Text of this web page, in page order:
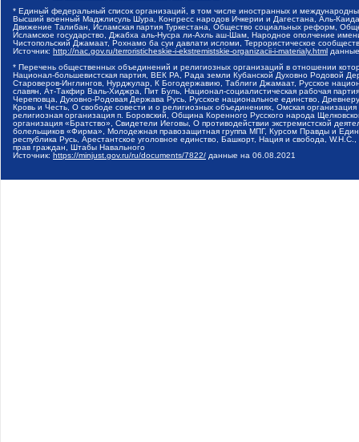
* Единый федеральный список организаций, в том числе иностранных и
Высший военный Маджлисуль Шура, Конгресс народов Ичкерии и Дагестана, Аль-
Движение Талибан, Исламская партия Туркестана, Общество социальных реформ,
Исламское государство, Джабха аль-Нусра ли-Ахль аш-Шам, Народное ополчение
Чистопольский Джамаат, Рохнамо ба суи давлати исломи, Террористическое
Источник: http://nac.gov.ru/terroristicheskie-i-ekstremistskie-organizacii-i-materialy.html
* Перечень общественных объединений и религиозных организаций в отношении
Национал-большевистская партия, ВЕК РА, Рада земли Кубанской Духовно Родовой
Староверов-Инглингов, Нурджулар, К Богодержавию, Таблиги Джамаат, Русское
славян, Ат-Такфир Валь-Хиджра, Пит Буль, Национал-социалистическая рабочая
Череповца, Духовно-Родовая Держава Русь, Русское национальное единство,
Кровь и Честь, О свободе совести и о религиозных объединениях, Омская
религиозная организация п. Боровский, Община Коренного Русского народа
организация «Братство», Свидетели Иеговы, О противодействии экстремистской
болельщиков «Фирма», Молодежная правозащитная группа МПГ, Курсом Правды и
республика Русь, Арестантское уголовное единство, Башкорт, Нация и свобода,
прав граждан, Штабы Навального
Источник: https://minjust.gov.ru/ru/documents/7822/ данные на 06.08.2021